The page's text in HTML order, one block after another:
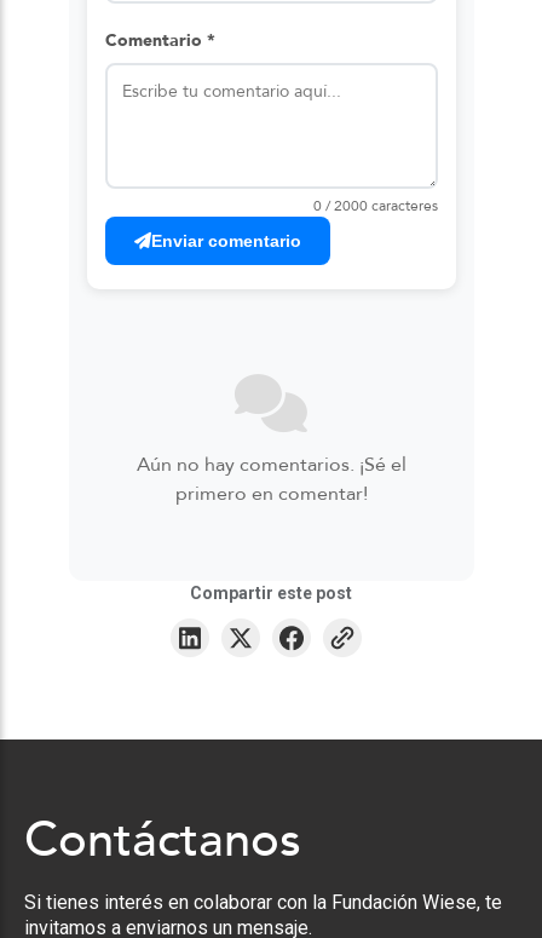
Comentario *
0 / 2000 caracteres
Enviar comentario
Aún no hay comentarios. ¡Sé el
primero en comentar!
Compartir este post
Contáctanos
Si tienes interés en colaborar con la Fundación Wiese, te
invitamos a enviarnos un mensaje.